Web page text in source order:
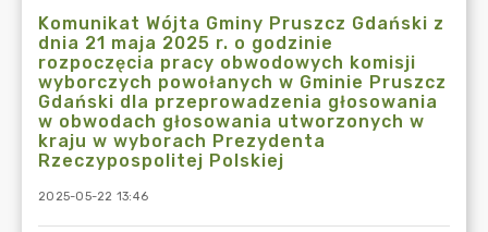
Komunikat Wójta Gminy Pruszcz Gdański z
dnia 21 maja 2025 r. o godzinie
rozpoczęcia pracy obwodowych komisji
wyborczych powołanych w Gminie Pruszcz
Gdański dla przeprowadzenia głosowania
w obwodach głosowania utworzonych w
kraju w wyborach Prezydenta
Rzeczypospolitej Polskiej
2025-05-22 13:46